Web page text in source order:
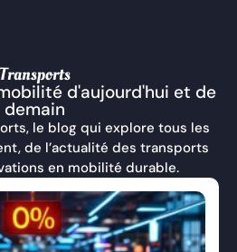
Transports
d'aujourd'hui et de
demain
le blog qui explore tous les
de l’actualité des transports
en mobilité durable.